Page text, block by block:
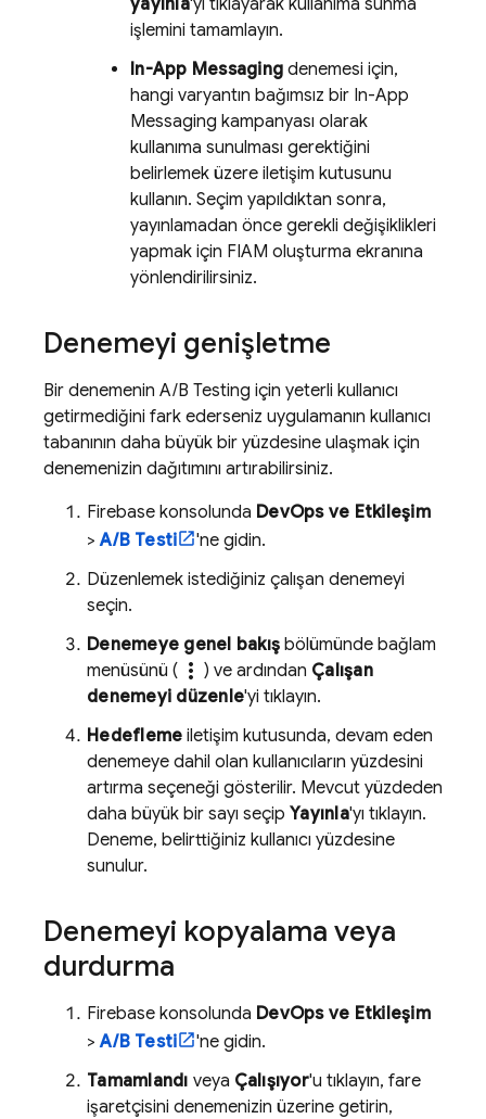
yayınla'yı tıklayarak kullanıma sunma
işlemini tamamlayın.
In-App Messaging denemesi için,
hangi varyantın bağımsız bir In-App
Messaging kampanyası olarak
kullanıma sunulması gerektiğini
belirlemek üzere iletişim kutusunu
kullanın. Seçim yapıldıktan sonra,
yayınlamadan önce gerekli değişiklikleri
yapmak için FIAM oluşturma ekranına
yönlendirilirsiniz.
Denemeyi genişletme
Bir denemenin A/B Testing için yeterli kullanıcı
getirmediğini fark ederseniz uygulamanın kullanıcı
tabanının daha büyük bir yüzdesine ulaşmak için
denemenizin dağıtımını artırabilirsiniz.
Firebase konsolunda DevOps ve Etkileşim
>A/B Testi
'ne gidin.
Düzenlemek istediğiniz çalışan denemeyi
seçin.
Denemeye genel bakış bölümünde bağlam
menüsünü ( more_vert ) ve ardından Çalışan
denemeyi düzenle'yi tıklayın.
Hedefleme iletişim kutusunda, devam eden
denemeye dahil olan kullanıcıların yüzdesini
artırma seçeneği gösterilir. Mevcut yüzdeden
daha büyük bir sayı seçip Yayınla'yı tıklayın.
Deneme, belirttiğiniz kullanıcı yüzdesine
sunulur.
Denemeyi kopyalama veya
durdurma
Firebase konsolunda DevOps ve Etkileşim
>A/B Testi
'ne gidin.
Tamamlandı veya Çalışıyor'u tıklayın, fare
işaretçisini denemenizin üzerine getirin,